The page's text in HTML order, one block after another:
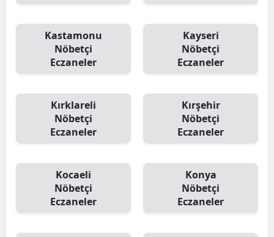
Kastamonu
Nöbetçi
Eczaneler
Kayseri
Nöbetçi
Eczaneler
Kırklareli
Nöbetçi
Eczaneler
Kırşehir
Nöbetçi
Eczaneler
Kocaeli
Nöbetçi
Eczaneler
Konya
Nöbetçi
Eczaneler